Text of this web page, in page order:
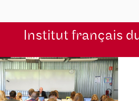
Institut français